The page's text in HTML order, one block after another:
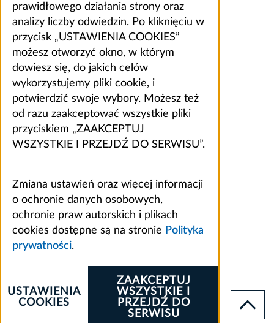
prawidłowego działania strony oraz
analizy liczby odwiedzin. Po kliknięciu w
przycisk „USTAWIENIA COOKIES”
możesz otworzyć okno, w którym
dowiesz się, do jakich celów
wykorzystujemy pliki cookie, i
potwierdzić swoje wybory. Możesz też
od razu zaakceptować wszystkie pliki
przyciskiem „ZAAKCEPTUJ
WSZYSTKIE I PRZEJDŹ DO SERWISU”.
Zmiana ustawień oraz więcej informacji
o ochronie danych osobowych,
ochronie praw autorskich i plikach
cookies dostępne są na stronie Polityka
prywatności.
ZAAKCEPTUJ
WSZYSTKIE I
PRZEJDŹ DO
SERWISU
USTAWIENIA
COOKIES